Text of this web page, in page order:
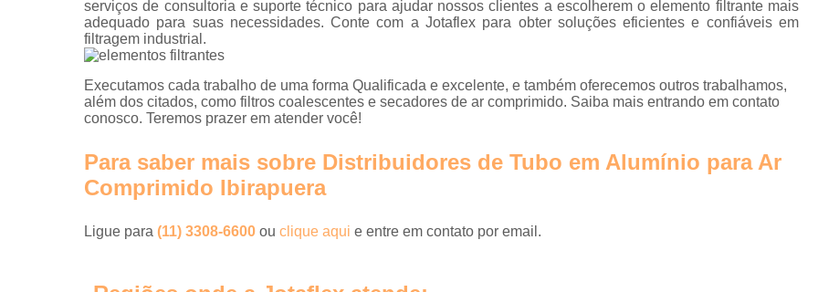
Rede de Distribuição de Ar
Secador de Ar Comprimido
Secador de Ar Comprimido por
Secador para Linha de Ar
serviços de consultoria e suporte técnico para ajudar nossos clientes a escolherem o elemento filtrante mais
adequado para suas necessidades. Conte com a Jotaflex para obter soluções eficientes e confiáveis em
filtragem industrial.
Executamos cada trabalho de uma forma Qualificada e excelente, e também oferecemos outros trabalhamos,
além dos citados, como filtros coalescentes e secadores de ar comprimido. Saiba mais entrando em contato
conosco. Teremos prazer em atender você!
Para saber mais sobre Distribuidores de Tubo em Alumínio para Ar
Comprimido Ibirapuera
Ligue para (11) 3308-6600 ou clique aqui e entre em contato por email.